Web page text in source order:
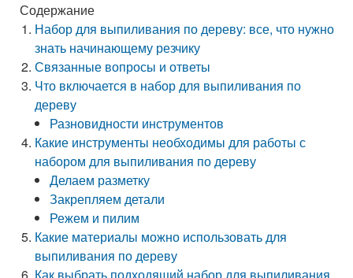
Содержание
Набор для выпиливания по дереву: все, что нужно
знать начинающему резчику
Связанные вопросы и ответы
Что включается в набор для выпиливания по
дереву
Разновидности инструментов
Какие инструменты необходимы для работы с
набором для выпиливания по дереву
Делаем разметку
Закрепляем детали
Режем и пилим
Какие материалы можно использовать для
выпиливания по дереву